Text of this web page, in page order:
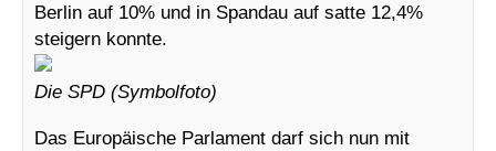
Berlin auf 10% und in Spandau auf satte 12,4%
steigern konnte.
Die SPD (Symbolfoto)
Das Europäische Parlament darf sich nun mit